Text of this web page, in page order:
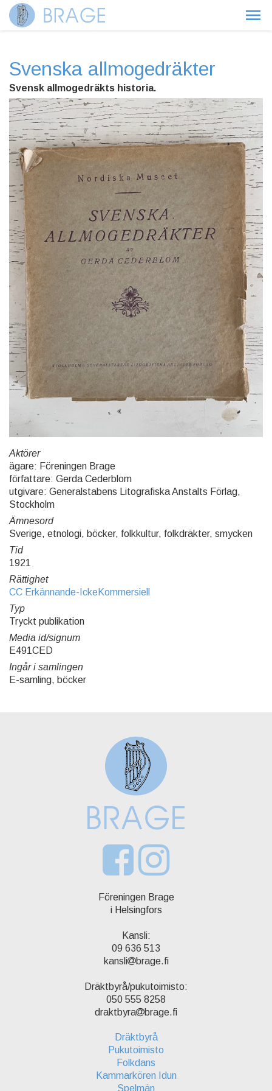
Svenska allmogedräkter
Svensk allmogedräkts historia.
Aktörer
ägare: Föreningen Brage
författare: Gerda Cederblom
utgivare: Generalstabens Litografiska Anstalts Förlag,
Stockholm
Ämnesord
Sverige, etnologi, böcker, folkkultur, folkdräkter, smycken
Tid
1921
Rättighet
CC Erkännande-IckeKommersiell
Typ
Tryckt publikation
Media id/signum
E491CED
Ingår i samlingen
E-samling, böcker
Föreningen Brage
i Helsingfors
Kansli:
09 636 513
kansli
brage.fi
Dräktbyrå/pukutoimisto:
050 555 8258
draktbyra
brage.fi
Dräktbyrå
Pukutoimisto
Folkdans
Kammarkören Idun
Spelmän